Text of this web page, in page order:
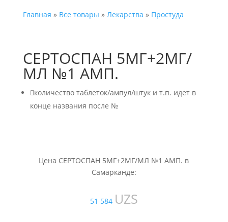
Главная » Все товары » Лекарства » Простуда
СЕРТОСПАН 5МГ+2МГ/
МЛ №1 АМП.
количество таблеток/ампул/штук и т.п. идет в
конце названия после №
Цена СЕРТОСПАН 5МГ+2МГ/МЛ №1 АМП. в
Самарканде:
51 584 UZS